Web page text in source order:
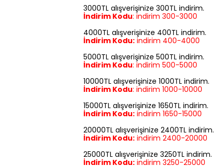
3000TL alışverişinize 300TL indirim.
İndirim Kodu: indirim 300-3000
4000TL alışverişinize 400TL indirim.
İndirim Kodu: indirim 400-4000
5000TL alışverişinize 500TL indirim.
İndirim Kodu: indirim 500-5000
10000TL alışverişinize 1000TL indirim.
İndirim Kodu: indirim 1000-10000
15000TL alışverişinize 1650TL indirim.
İndirim Kodu: indirim 1650-15000
20000TL alışverişinize 2400TL indirim.
İndirim Kodu: indirim 2400-20000
25000TL alışverişinize 3250TL indirim.
İndirim Kodu: indirim 3250-25000